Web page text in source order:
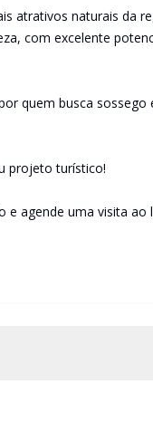
atrativos naturais da
com excelente
quem busca
projeto turístico!
e agende uma visita